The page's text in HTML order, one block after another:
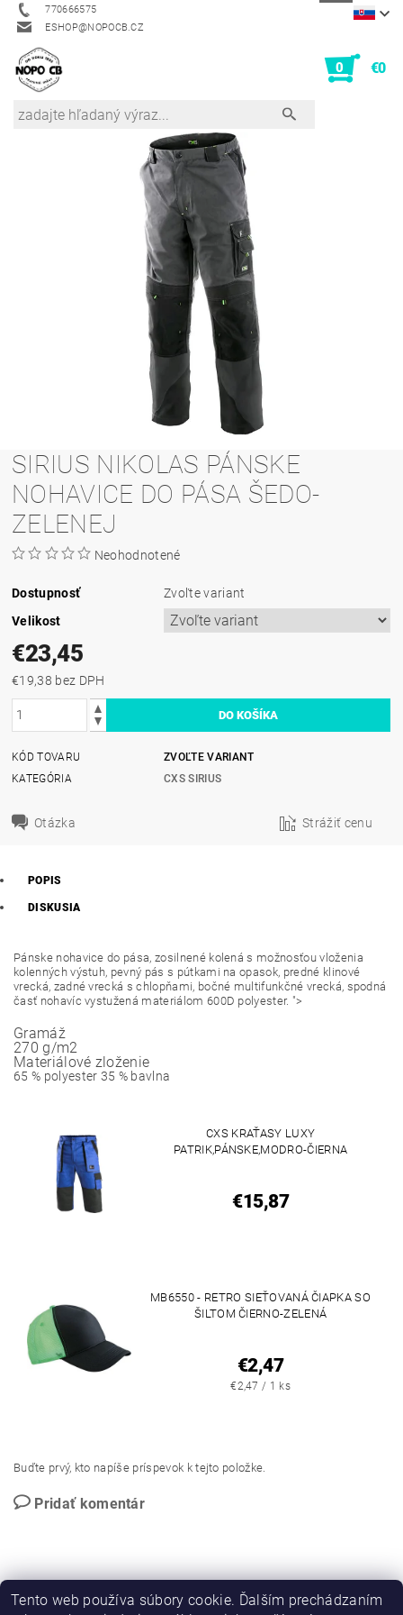
770666575
ESHOP@NOPOCB.CZ
0 €0
SIRIUS NIKOLAS PÁNSKE
NOHAVICE DO PÁSA ŠEDO-
ZELENEJ
Neohodnotené
Dostupnosť
Zvoľte variant
Velikost
€23,45
€19,38 bez DPH
KÓD TOVARU
ZVOĽTE VARIANT
KATEGÓRIA
CXS SIRIUS
Otázka Strážiť cenu
POPIS
DISKUSIA
Pánske nohavice do pása, zosilnené kolená s možnosťou vloženia
kolenných výstuh, pevný pás s pútkami na opasok, predné klinové
vrecká, zadné vrecká s chlopňami, bočné multifunkčné vrecká, spodná
časť nohavíc vystužená materiálom 600D polyester. ">
Gramáž
270 g/m2
Materiálové zloženie
65 % polyester 35 % bavlna
CXS KRAŤASY LUXY
PATRIK,PÁNSKE,MODRO-ČIERNA
€15,87
MB6550 - RETRO SIEŤOVANÁ ČIAPKA SO
ŠILTOM ČIERNO-ZELENÁ
€2,47
€2,47 / 1 ks
Buďte prvý, kto napíše príspevok k tejto položke.
Pridať komentár
Tento web používa súbory cookie. Ďalším prechádzaním